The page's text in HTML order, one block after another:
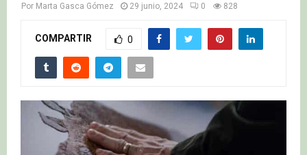
Por Marta Gasca Gómez 29 junio, 2024 0 828
COMPARTIR 0